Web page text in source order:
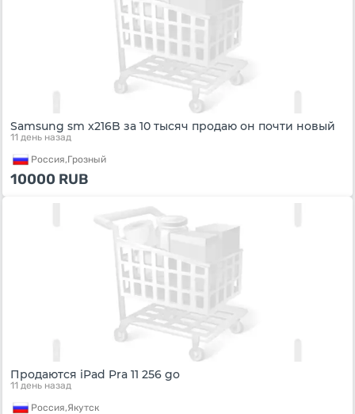
Samsung sm x216B за 10 тысяч продаю он почти новый
11 день назад
Россия,Грозный
10000 RUB
Продаются iPad Pra 11 256 go
11 день назад
Россия,Якутск